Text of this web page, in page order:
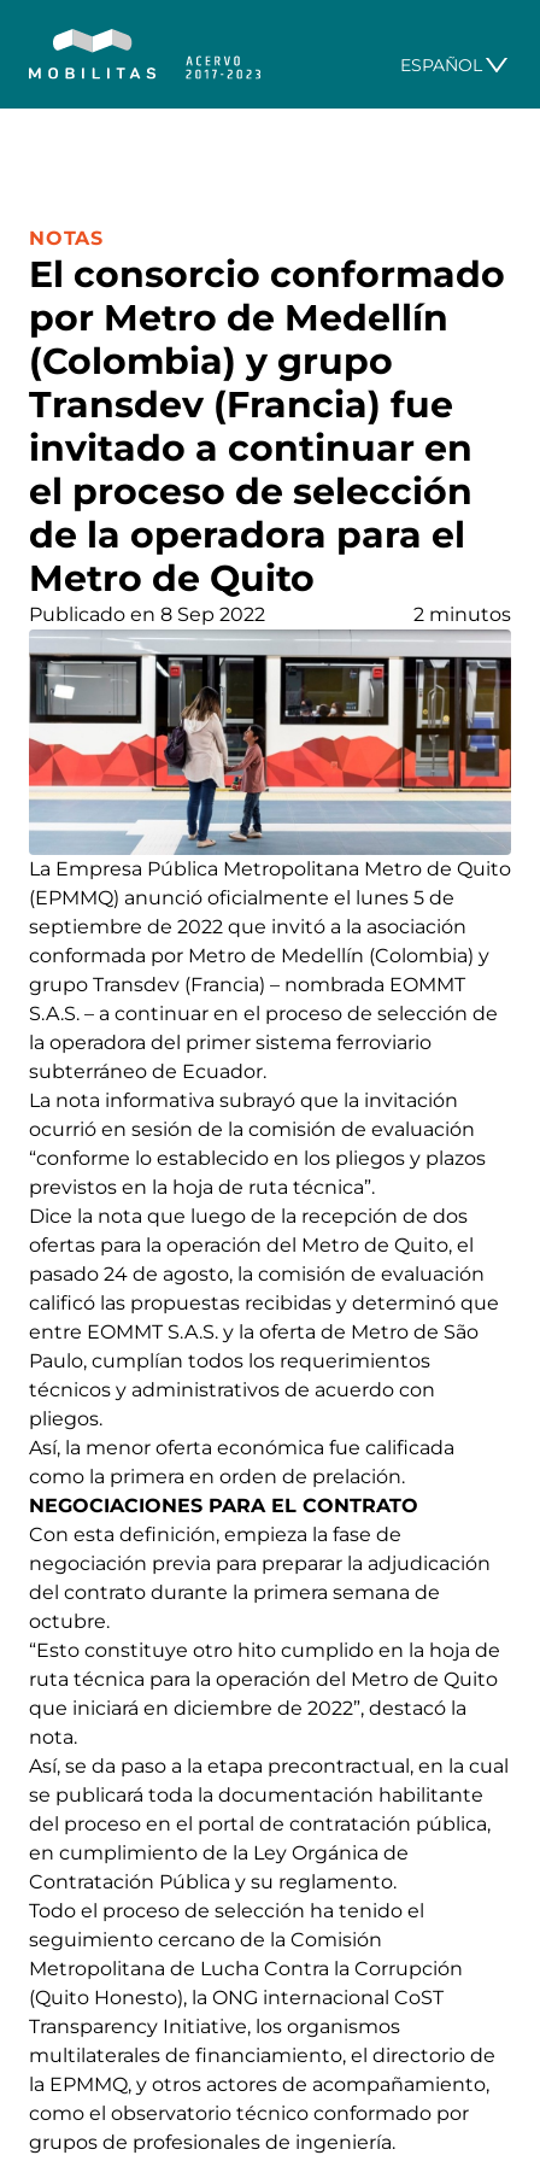
ESPAÑOL
El consorcio conformado
por Metro de Medellín
(Colombia) y grupo
Transdev (Francia) fue
invitado a continuar en
el proceso de selección
de la operadora para el
Metro de Quito
CATEGORÍA:
NOTAS
Publicado en 8 Sep 2022 2 minutos
La Empresa Pública Metropolitana Metro de Quito
(EPMMQ) anunció oficialmente el lunes 5 de
septiembre de 2022 que invitó a la asociación
conformada por Metro de Medellín (Colombia) y
grupo Transdev (Francia) – nombrada EOMMT
S.A.S. – a continuar en el proceso de selección de
la operadora del primer sistema ferroviario
subterráneo de Ecuador.
La nota informativa subrayó que la invitación
ocurrió en sesión de la comisión de evaluación
“conforme lo establecido en los pliegos y plazos
previstos en la hoja de ruta técnica”.
Dice la nota que luego de la recepción de dos
ofertas para la operación del Metro de Quito, el
pasado 24 de agosto, la comisión de evaluación
calificó las propuestas recibidas y determinó que
entre EOMMT S.A.S. y la oferta de Metro de São
Paulo, cumplían todos los requerimientos
técnicos y administrativos de acuerdo con
pliegos.
Así, la menor oferta económica fue calificada
como la primera en orden de prelación.
NEGOCIACIONES PARA EL CONTRATO
Con esta definición, empieza la fase de
negociación previa para preparar la adjudicación
del contrato durante la primera semana de
octubre.
“Esto constituye otro hito cumplido en la hoja de
ruta técnica para la operación del Metro de Quito
que iniciará en diciembre de 2022”, destacó la
nota.
Así, se da paso a la etapa precontractual, en la cual
se publicará toda la documentación habilitante
del proceso en el portal de contratación pública,
en cumplimiento de la Ley Orgánica de
Contratación Pública y su reglamento.
Todo el proceso de selección ha tenido el
seguimiento cercano de la Comisión
Metropolitana de Lucha Contra la Corrupción
(Quito Honesto), la ONG internacional CoST
Transparency Initiative, los organismos
multilaterales de financiamiento, el directorio de
la EPMMQ, y otros actores de acompañamiento,
como el observatorio técnico conformado por
grupos de profesionales de ingeniería.